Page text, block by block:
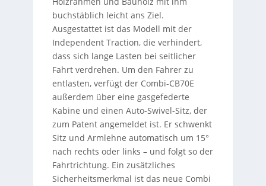
buchstäblich leicht ans Ziel.
Ausgestattet ist das Modell mit der
Independent Traction, die verhindert,
dass sich lange Lasten bei seitlicher
Fahrt verdrehen. Um den Fahrer zu
entlasten, verfügt der Combi-CB70E
außerdem über eine gasgefederte
Kabine und einen Auto-Swivel-Sitz, der
zum Patent angemeldet ist. Er schwenkt
Sitz und Armlehne automatisch um 15°
nach rechts oder links – und folgt so der
Fahrtrichtung. Ein zusätzliches
Sicherheitsmerkmal ist das neue Combi